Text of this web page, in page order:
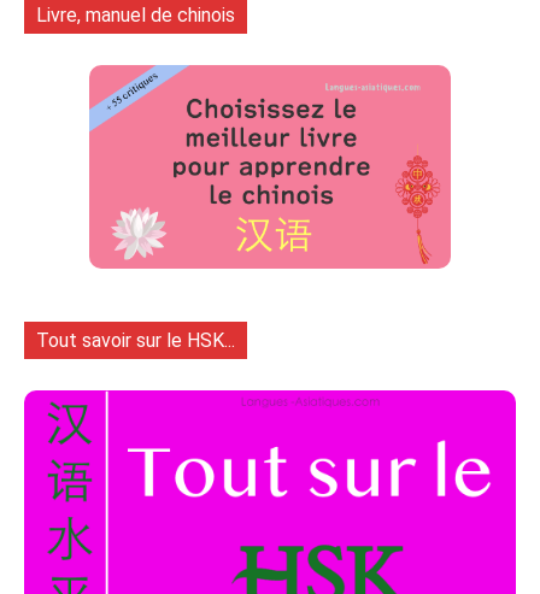
Livre, manuel de chinois
Tout savoir sur le HSK...